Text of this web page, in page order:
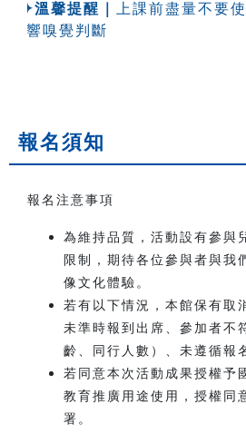
✦溫馨提醒｜
上課前盡量不要
影響嗅覺判斷
報名須知
報名注意事項
為維持品質，活動設有參與
限制，期待各位參與者與我
像文化體驗。
若有以下情況，本館保有取
未準時報到出席、參加者不
齡、同行人數）、未遵循報
若同意本次活動成果授權予
教育推廣用途使用，授權同
署。